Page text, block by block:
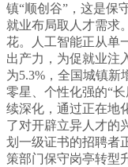
镇“顺创谷”，这是保
就业布局取人才需求
花。人工智能正从单
出产力，为促就业注
为5.3%，全国城镇新
零星、个性化强的“
续深化，通过正在地
了对开辟立异人才的
划一级证书的招聘者
策部门保守岗亭转型